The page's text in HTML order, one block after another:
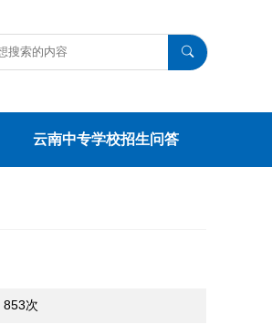
云南中专学校招生问答
853次